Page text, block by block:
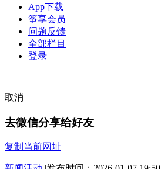
App下载
筝享会员
问题反馈
全部栏目
登录
取消
去微信分享给好友
复制当前网址